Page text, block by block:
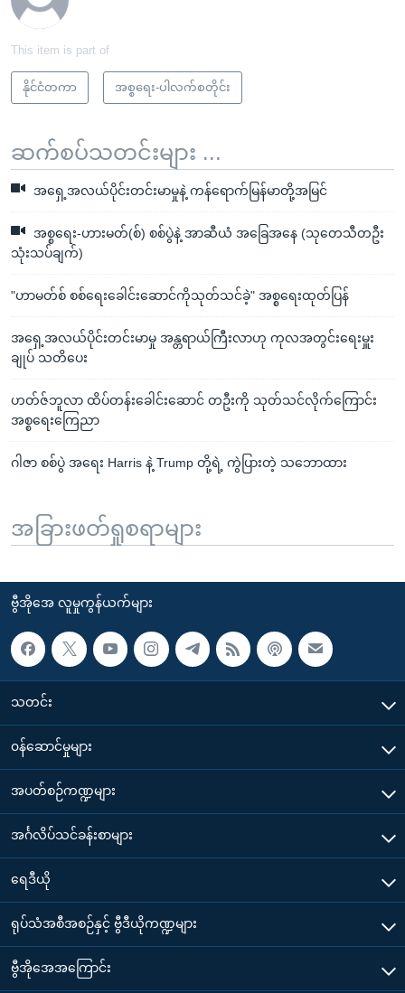
This item is part of
နိုင်ငံတကာ အစ္စရေး-ပါလက်စတိုင်း
ဆက်စပ်သတင်းများ ...
အရှေ့အလယ်ပိုင်းတင်းမာမှုနဲ့ ကန်ရောက်မြန်မာတို့အမြင်
အစ္စရေး-ဟားမတ်(စ်) စစ်ပွဲနဲ့ အာဆီယံ အခြေအနေ (သုတေသီတဦး
သုံးသပ်ချက်)
"ဟာမတ်စ် စစ်ရေးခေါင်းဆောင်ကိုသုတ်သင်ခဲ့" အစ္စရေးထုတ်ပြန်
အရှေ့အလယ်ပိုင်းတင်းမာမှု အန္တရာယ်ကြီးလာဟု ကုလအတွင်းရေးမှူး
ချုပ် သတိပေး
ဟတ်ဇ်ဘူလာ ထိပ်တန်းခေါင်းဆောင် တဦးကို သုတ်သင်လိုက်ကြောင်း
အစ္စရေးကြေညာ
ဂါဇာ စစ်ပွဲ အရေး Harris နဲ့ Trump တို့ရဲ့ ကွဲပြားတဲ့ သဘောထား
အခြားဖတ်ရှုစရာများ
ဗွီအိုအေ လူမှုကွန်ယက်များ
သတင်း
၀န်ဆောင်မှုများ
အပတ်စဉ်ကဏ္ဍများ
အင်္ဂလိပ်သင်ခန်းစာများ
ရေဒီယို
ရုပ်သံအစီအစဉ်နှင့် ဗွီဒီယိုကဏ္ဍများ
ဗွီအိုအေအကြောင်း